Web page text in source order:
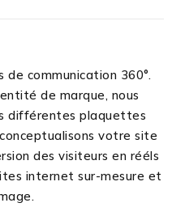
communication 360°.
de marque, nous
différentes plaquettes
votre site
des visiteurs en rééls
internet sur-mesure et